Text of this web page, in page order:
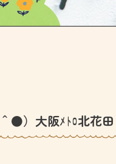
●）大阪ﾒﾄﾛ北花田